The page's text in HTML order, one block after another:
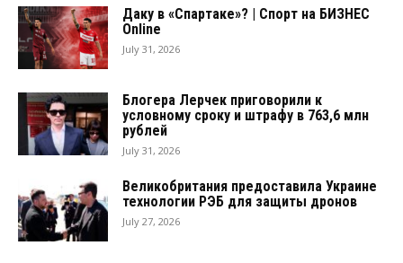
Даку в «Спартаке»? | Спорт на БИЗНЕС
Online
July 31, 2026
Блогера Лерчек приговорили к
условному сроку и штрафу в 763,6 млн
рублей
July 31, 2026
Великобритания предоставила Украине
технологии РЭБ для защиты дронов
July 27, 2026